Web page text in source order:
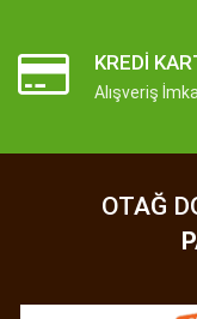
KREDI
Alışveriş
OTAĞ